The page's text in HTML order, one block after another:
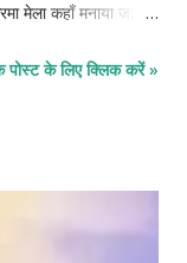
मेला कहाँ मनाया जाता
D राजस्थान 6*गनपती
दिवस कब मनाया जाता
महिला दिवस
पोस्ट के लिए क्लिक करें »